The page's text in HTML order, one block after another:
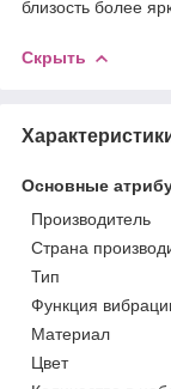
близость более
Скрыть
Основные
Производитель
Страна
Тип
Функция
Материал
Цвет